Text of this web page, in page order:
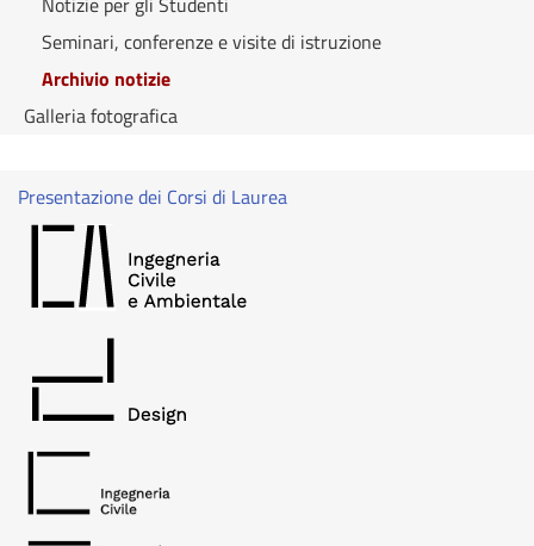
Seminari, conferenze e visite di istruzione
Archivio notizie
Galleria fotografica
Presentazione dei Corsi di Laurea